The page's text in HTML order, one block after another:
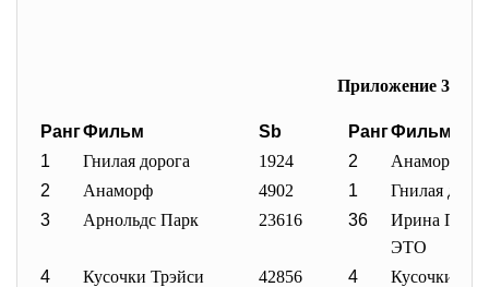
Приложение 3
РангФильм Sb РангФильм
1
Гнилая дорога 1924 2
Анаморф
2
Анаморф 4902 1
Гнилая
3
Арнольдс Парк 23616 36
Ирина Палм
ЭТО
4
Кусочки Трэйси 42856 4
Кусочки